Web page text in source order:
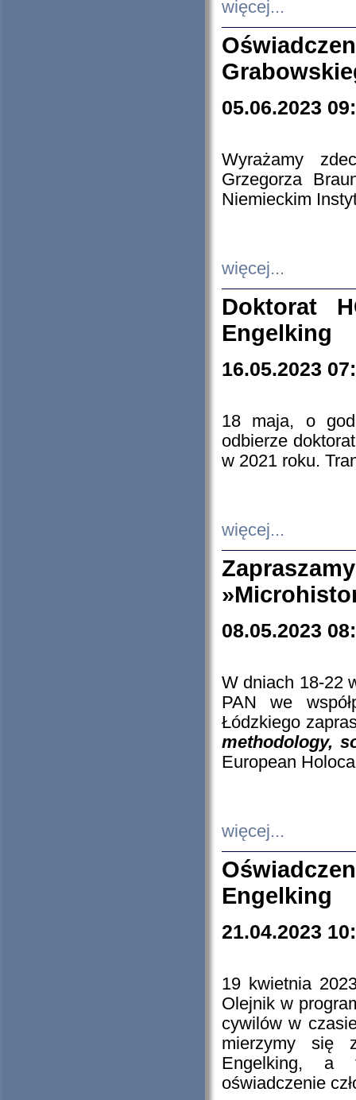
więcej...
05.06.2023
Wyrażamy
Grzegorza
Niemieckim
więcej...
Doktorat
Engelking
16.05.2023
18 maja, o
odbierze
w 2021 roku.
więcej...
08.05.2023
W dniach 18-22
PAN we
Łódzkiego
methodology,
European
więcej...
Engelking
21.04.2023
19 kwietnia
Olejnik w
cywilów w
mierzymy się
Engelking, a
oświadczenie